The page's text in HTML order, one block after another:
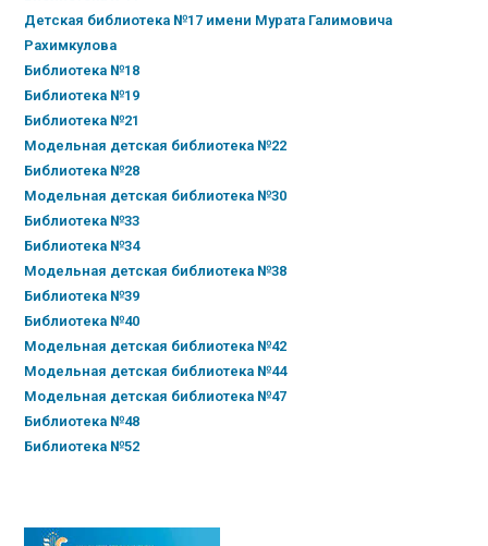
Детская библиотека №17 имени Мурата Галимовича
Рахимкулова
Библиотека №18
Библиотека №19
Библиотека №21
Модельная детская библиотека №22
Библиотека №28
Модельная детская библиотека №30
Библиотека №33
Библиотека №34
Модельная детская библиотека №38
Библиотека №39
Библиотека №40
Модельная детская библиотека №42
Модельная детская библиотека №44
Модельная детская библиотека №47
Библиотека №48
Библиотека №52